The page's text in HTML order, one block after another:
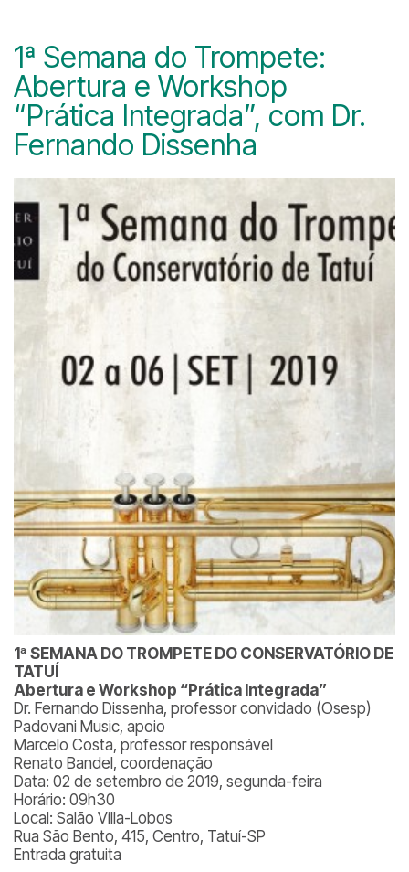
1ª Semana do Trompete:
Abertura e Workshop
“Prática Integrada”, com Dr.
Fernando Dissenha
1ª SEMANA DO TROMPETE DO CONSERVATÓRIO DE
TATUÍ
Abertura e Workshop “Prática Integrada”
Dr. Fernando Dissenha, professor convidado (Osesp)
Padovani Music, apoio
Marcelo Costa, professor responsável
Renato Bandel, coordenação
Data: 02 de setembro de 2019, segunda-feira
Horário: 09h30
Local: Salão Villa-Lobos
Rua São Bento, 415, Centro, Tatuí-SP
Entrada gratuita